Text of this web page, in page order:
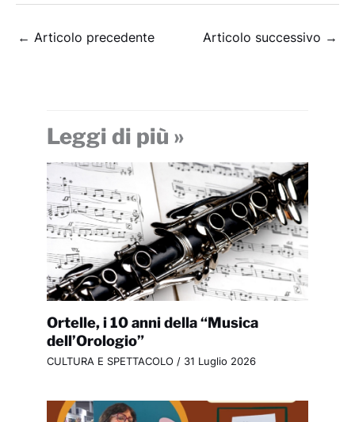
← Articolo precedente Articolo successivo →
Leggi di più »
Ortelle, i 10 anni della “Musica
dell’Orologio”
CULTURA E SPETTACOLO / 31 Luglio 2026